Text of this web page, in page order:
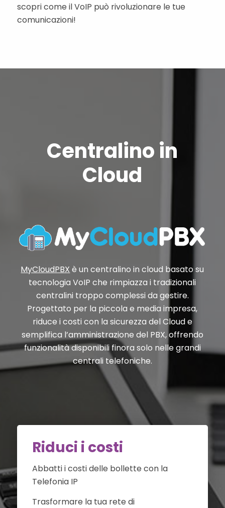
scopri come il VoIP può rivoluzionare le tue
comunicazioni!
Centralino in
Cloud
MyCloudPBX è un centralino in cloud basato su
tecnologia VoIP che rimpiazza i tradizionali
centralini troppo complessi da gestire.
Progettato per la piccola e media impresa,
riduce i costi con la sicurezza del Cloud e
semplifica l’amministrazione del PBX, offrendo
funzionalità disponibili finora solo nelle grandi
centrali telefoniche.
Riduci i costi
Abbatti i costi delle bollette con la
Telefonia IP
Trasformare la tua rete di